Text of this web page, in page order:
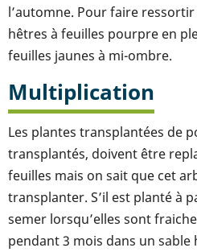
l’automne. Pour faire
hêtres à feuilles pourpre en
feuilles jaunes à mi-ombre.
Multiplication
Les plantes transplantées de
transplantés, doivent être
feuilles mais on sait que cet
transplanter. S’il est planté à
semer lorsqu’elles sont
pendant 3 mois dans un sable